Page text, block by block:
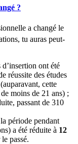
?
a changé le
tu auras peut-
ont été
réussite des études
cette
moins de 21 ans) ;
passant de 310
période pendant
a été réduite à 12
passé.